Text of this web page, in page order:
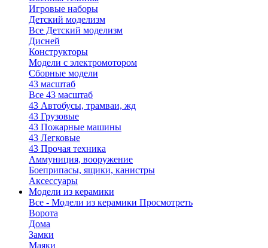
Игровые наборы
Детский моделизм
Все Детский моделизм
Дисней
Конструкторы
Модели с электромотором
Сборные модели
43 масштаб
Все 43 масштаб
43 Автобусы, трамваи, жд
43 Грузовые
43 Пожарные машины
43 Легковые
43 Прочая техника
Аммуниция, вооружение
Боеприпасы, ящики, канистры
Аксессуары
Модели из керамики
Все - Модели из керамики Просмотреть
Ворота
Дома
Замки
Маяки